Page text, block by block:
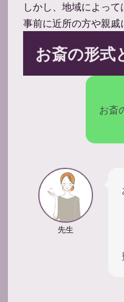
しかし、地域によっ
事前に近所の方や親戚
お斎の形式
お斎
先生